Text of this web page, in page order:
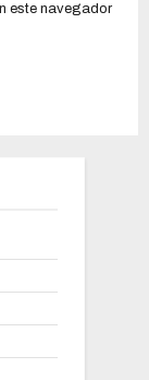
este navegador